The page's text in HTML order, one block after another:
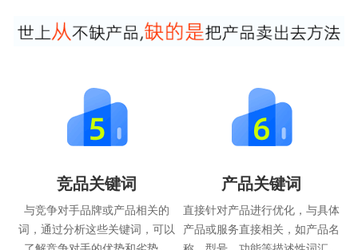
竞品关键词
与竞争对手品牌或产品相关的
词，通过分析这些关键词，可以
产品关键词
直接针对产品进行优化，与具体
产品或服务直接相关，如产品名